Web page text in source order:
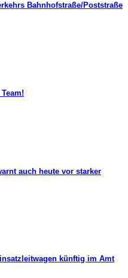
Bahnhofstraße/Poststraße
auch heute vor starker
künftig im Amt